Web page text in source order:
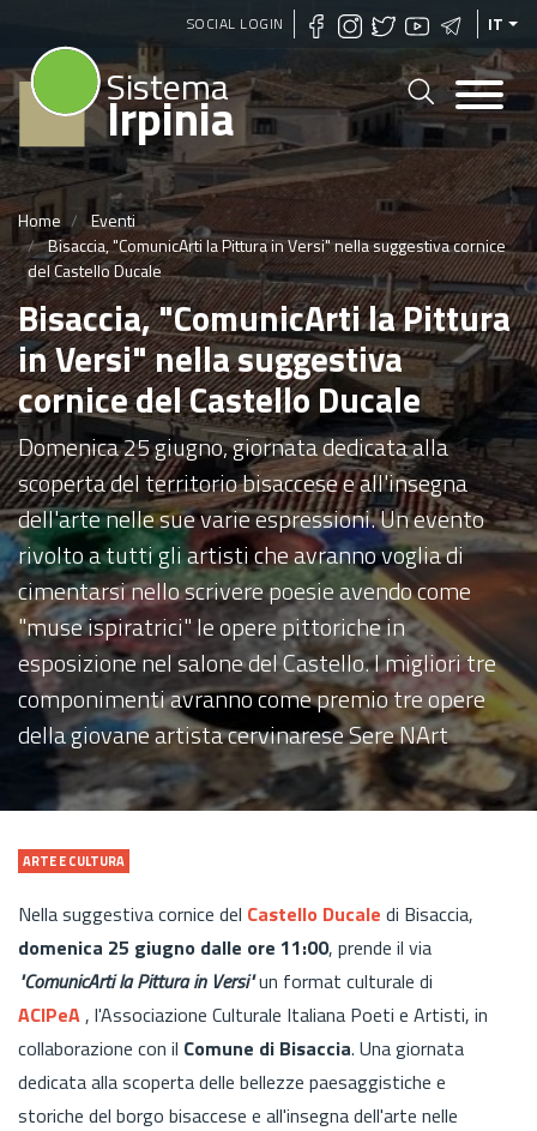
Salta
contenuto
principale
SOCIAL LOGIN IT
Sistema
Irpinia
Home
Eventi
Bisaccia, "ComunicArti la Pittura in Versi" nella suggestiva cornice
del Castello Ducale
Bisaccia, "ComunicArti la Pittura
in Versi" nella suggestiva
cornice del Castello Ducale
Domenica 25 giugno, giornata dedicata alla
scoperta del territorio bisaccese e all'insegna
dell'arte nelle sue varie espressioni. Un evento
rivolto a tutti gli artisti che avranno voglia di
cimentarsi nello scrivere poesie avendo come
"muse ispiratrici" le opere pittoriche in
esposizione nel salone del Castello. I migliori tre
componimenti avranno come premio tre opere
della giovane artista cervinarese Sere NArt
ARTE E CULTURA
Nella suggestiva cornice del Castello Ducale di Bisaccia,
domenica 25 giugno dalle ore 11:00, prende il via
"ComunicArti la Pittura in Versi"un format culturale di
ACIPeA, l'Associazione Culturale Italiana Poeti e Artisti, in
collaborazione con il Comune di Bisaccia. Una giornata
dedicata alla scoperta delle bellezze paesaggistiche e
storiche del borgo bisaccese e all'insegna dell'arte nelle